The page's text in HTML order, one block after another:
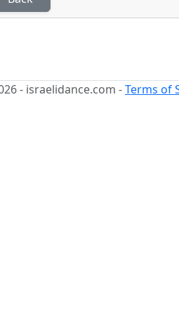
- israelidance.com -Terms of